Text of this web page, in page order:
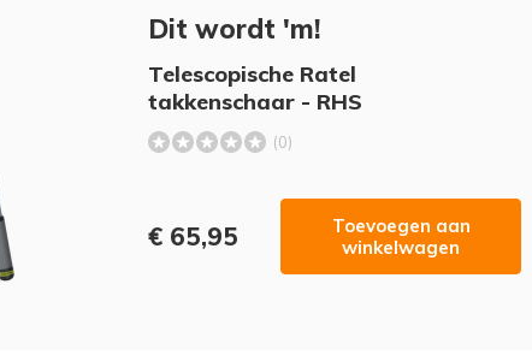
Dit wordt 'm!
Telescopische Ratel
takkenschaar - RHS
(0)
€ 65,95
Toevoegen aan
winkelwagen